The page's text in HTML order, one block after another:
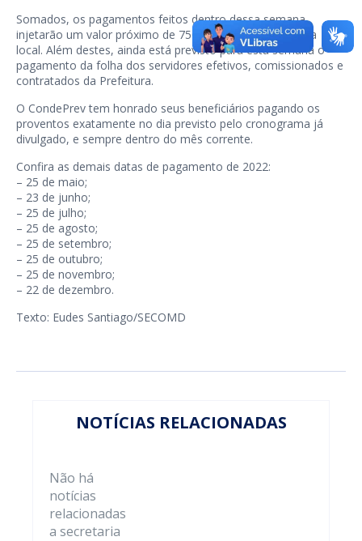
Somados, os pagamentos feitos dentro dessa semana
injetarão um valor próximo de 750 mil reais na economia
local. Além destes, ainda está previsto para esta semana o
pagamento da folha dos servidores efetivos, comissionados e
contratados da Prefeitura.
O CondePrev tem honrado seus beneficiários pagando os
proventos exatamente no dia previsto pelo cronograma já
divulgado, e sempre dentro do mês corrente.
Confira as demais datas de pagamento de 2022:
– 25 de maio;
– 23 de junho;
– 25 de julho;
– 25 de agosto;
– 25 de setembro;
– 25 de outubro;
– 25 de novembro;
– 22 de dezembro.
Texto: Eudes Santiago/SECOMD
NOTÍCIAS RELACIONADAS
Não há
notícias
relacionadas
a secretaria